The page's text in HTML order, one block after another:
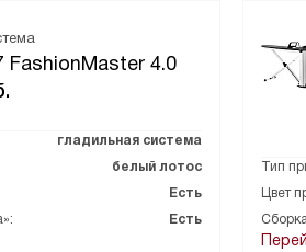
FashionMaster 4.0
гладильная система
белый лотос
Есть
Есть
Тип
Цвет